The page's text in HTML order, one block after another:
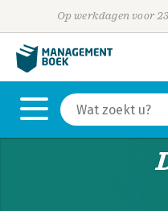
Op werkdagen voor